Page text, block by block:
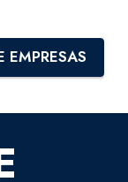
EMPRESAS